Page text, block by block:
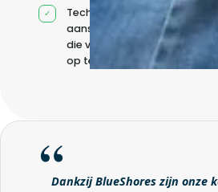
Technische
aansturing zonder
die volledig intern
op te bouwen
Dankzij BlueShores zijn onze